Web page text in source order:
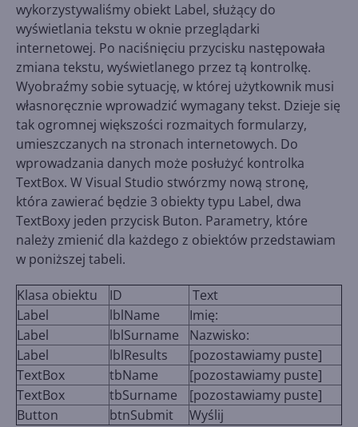
wykorzystywaliśmy obiekt Label, służący do
wyświetlania tekstu w oknie przeglądarki
internetowej. Po naciśnięciu przycisku następowała
zmiana tekstu, wyświetlanego przez tą kontrolkę.
Wyobraźmy sobie sytuację, w której użytkownik musi
własnoręcznie wprowadzić wymagany tekst. Dzieje się
tak ogromnej większości rozmaitych formularzy,
umieszczanych na stronach internetowych. Do
wprowadzania danych może posłużyć kontrolka
TextBox. W Visual Studio stwórzmy nową stronę,
która zawierać będzie 3 obiekty typu Label, dwa
TextBoxy jeden przycisk Buton. Parametry, które
należy zmienić dla każdego z obiektów przedstawiam
w poniższej tabeli.
Klasa obiektu ID
Text
Label
lblName
Imię:
Label
lblSurname
Nazwisko:
Label
lblResults
[pozostawiamy puste]
TextBox
tbName
[pozostawiamy puste]
TextBox
tbSurname
[pozostawiamy puste]
Button
btnSubmit Wyślij